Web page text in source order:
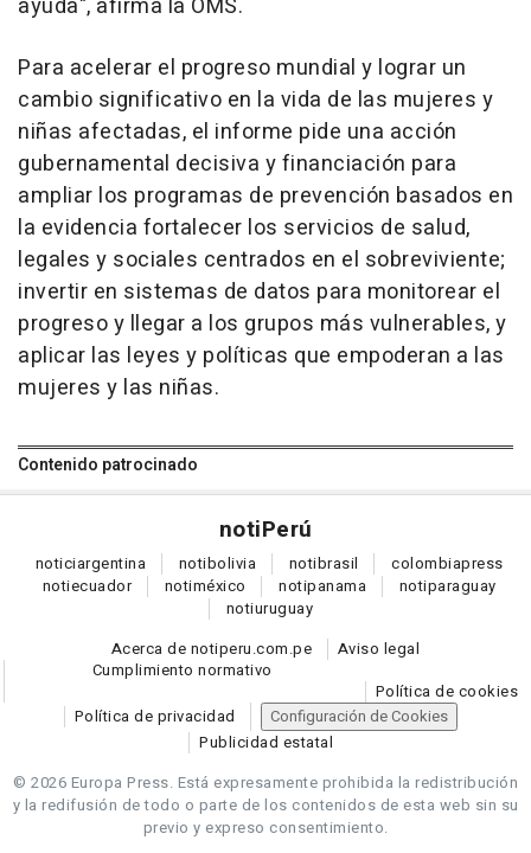
ayuda", afirma la OMS.
Para acelerar el progreso mundial y lograr un
cambio significativo en la vida de las mujeres y
niñas afectadas, el informe pide una acción
gubernamental decisiva y financiación para
ampliar los programas de prevención basados en
la evidencia fortalecer los servicios de salud,
legales y sociales centrados en el sobreviviente;
invertir en sistemas de datos para monitorear el
progreso y llegar a los grupos más vulnerables, y
aplicar las leyes y políticas que empoderan a las
mujeres y las niñas.
Contenido patrocinado
notiPerú
noticiargentina notibolivia notibrasil colombiapress
notiecuador notiméxico notipanama notiparaguay
notiuruguay
Acerca de notiperu.com.pe
Aviso legal
Cumplimiento normativo
Política de cookies
Política de privacidad
Configuración de Cookies
Publicidad estatal
© 2026 Europa Press. Está expresamente prohibida la redistribución
y la redifusión de todo o parte de los contenidos de esta web sin su
previo y expreso consentimiento.